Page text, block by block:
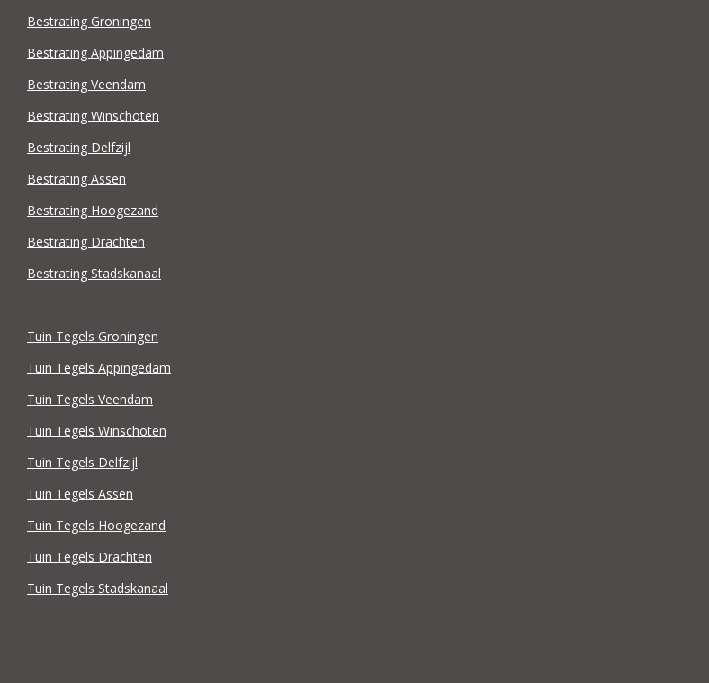
Bestrating Groningen
Bestrating Appingedam
Bestrating Veendam
Bestrating Winschoten
Bestrating Delfzijl
Bestrating Assen
Bestrating Hoogezand
Bestrating Drachten
Bestrating Stadskanaal
Tuin Tegels Groningen
Tuin Tegels Appingedam
Tuin Tegels Veendam
Tuin Tegels Winschoten
Tuin Tegels Delfzijl
Tuin Tegels Assen
Tuin Tegels Hoogezand
Tuin Tegels Drachten
Tuin Tegels Stadskanaal